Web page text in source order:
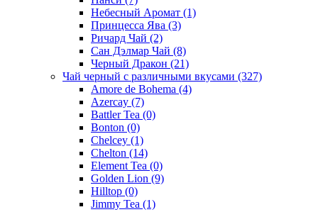
Небесный Аромат (1)
Принцесса Ява (3)
Ричард Чай (2)
Сан Дэлмар Чай (8)
Черный Дракон (21)
Чай черный с различными вкусами (327)
Amore de Bohema (4)
Azercay (7)
Battler Tea (0)
Bonton (0)
Chelcey (1)
Chelton (14)
Element Tea (0)
Golden Lion (9)
Hilltop (0)
Jimmy Tea (1)